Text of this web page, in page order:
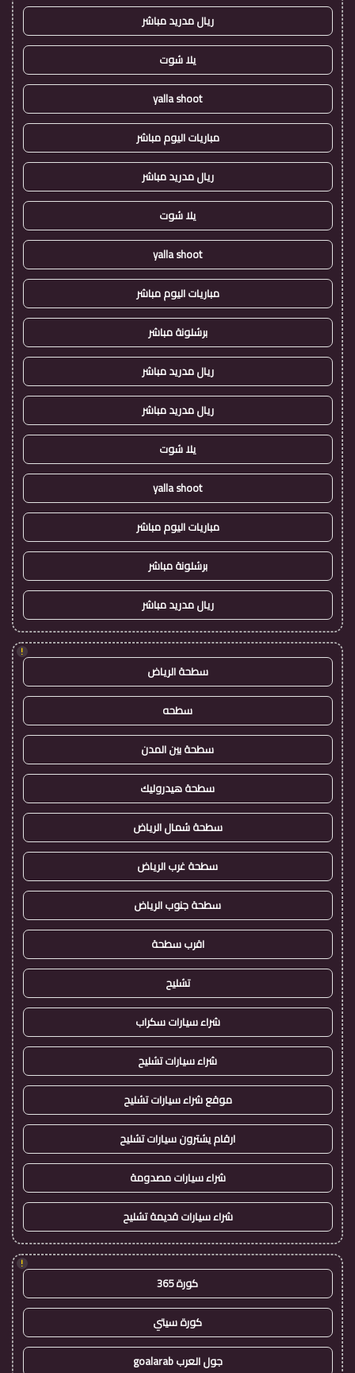
ريال مدريد مباشر
يلا شوت
yalla shoot
مباريات اليوم مباشر
ريال مدريد مباشر
يلا شوت
yalla shoot
مباريات اليوم مباشر
برشلونة مباشر
ريال مدريد مباشر
ريال مدريد مباشر
يلا شوت
yalla shoot
مباريات اليوم مباشر
برشلونة مباشر
ريال مدريد مباشر
!
سطحة الرياض
سطحه
سطحة بين المدن
سطحة هيدروليك
سطحة شمال الرياض
سطحة غرب الرياض
سطحة جنوب الرياض
اقرب سطحة
تشليح
شراء سيارات سكراب
شراء سيارات تشليح
موقع شراء سيارات تشليح
ارقام يشترون سيارات تشليح
شراء سيارات مصدومة
شراء سيارات قديمة تشليح
!
كورة 365
كورة سيتي
جول العرب goalarab